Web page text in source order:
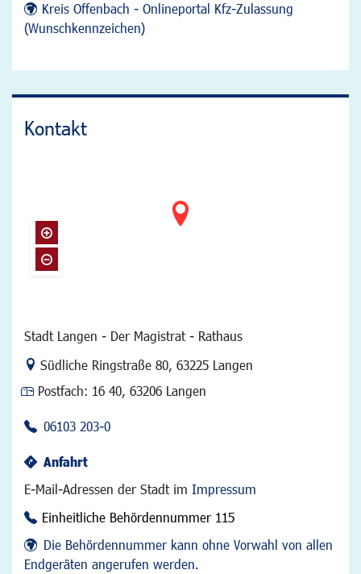
Kreis Offenbach - Onlineportal Kfz-Zulassung
(Wunschkennzeichen)
Kontakt
Stadt Langen - Der Magistrat - Rathaus
Link zur Google-Maps Navigation
Südliche Ringstraße 80, 63225 Langen
Postfach: 16 40, 63206 Langen
06103 203-0
Anfahrt
E-Mail-Adressen der Stadt im Impressum
Einheitliche Behördennummer 115
Die Behördennummer kann ohne Vorwahl von allen
Endgeräten angerufen werden.